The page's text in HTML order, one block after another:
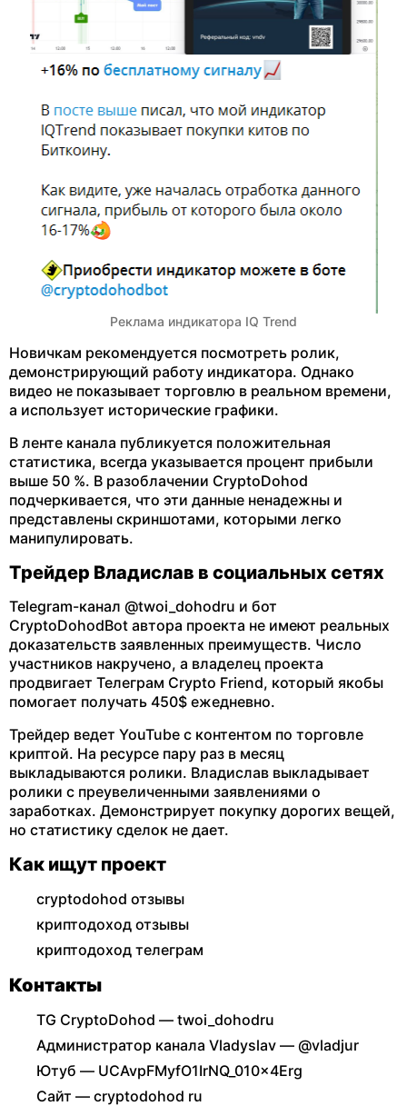
Реклама индикатора IQ Trend
Новичкам рекомендуется посмотреть ролик,
демонстрирующий работу индикатора. Однако
видео не показывает торговлю в реальном времени,
а использует исторические графики.
В ленте канала публикуется положительная
статистика, всегда указывается процент прибыли
выше 50 %. В разоблачении CryptoDohod
подчеркивается, что эти данные ненадежны и
представлены ​​скриншотами, которыми легко
манипулировать.
Трейдер Владислав в социальных сетях
Telegram-канал @twoi_dohodru и бот
CryptoDohodBot автора проекта не имеют реальных
доказательств заявленных преимуществ. Число
участников накручено, а владелец проекта
продвигает Телеграм Crypto Friend, который якобы
помогает получать 450$ ежедневно.
Трейдер ведет YouTube с контентом по торговле
криптой. На ресурсе пару раз в месяц
выкладываются ролики. Владислав выкладывает
ролики с преувеличенными заявлениями о
заработках. Демонстрирует покупку дорогих вещей,
но статистику сделок не дает.
Как ищут проект
cryptodohod отзывы
криптодоход отзывы
криптодоход телеграм
Контакты
TG CryptoDohod — twoi_dohodru
Администратор канала Vladyslav — @vladjur
Ютуб — UCAvpFMyfO1IrNQ_010x4Erg
Сайт — cryptodohod ru